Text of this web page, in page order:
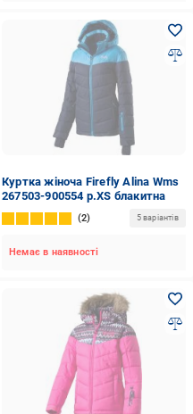
Куртка жіноча Firefly Alina Wms
267503-900554 р.XS блакитна
2 5 варіантів
Немає в наявності